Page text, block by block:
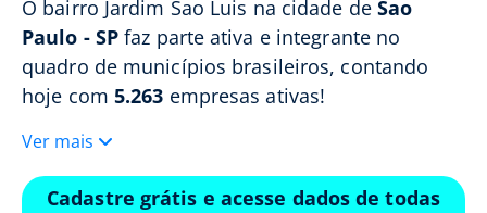
O bairro Jardim Sao Luis na cidade de Sao
Paulo - SP faz parte ativa e integrante no
quadro de municípios brasileiros, contando
hoje com 5.263 empresas ativas!
Ver mais
Cadastre grátis e acesse dados de todas